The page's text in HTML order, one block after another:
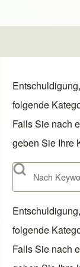
folgende
Falls Sie nach
geben Sie Ihre
Suche
folgende
Falls Sie nach